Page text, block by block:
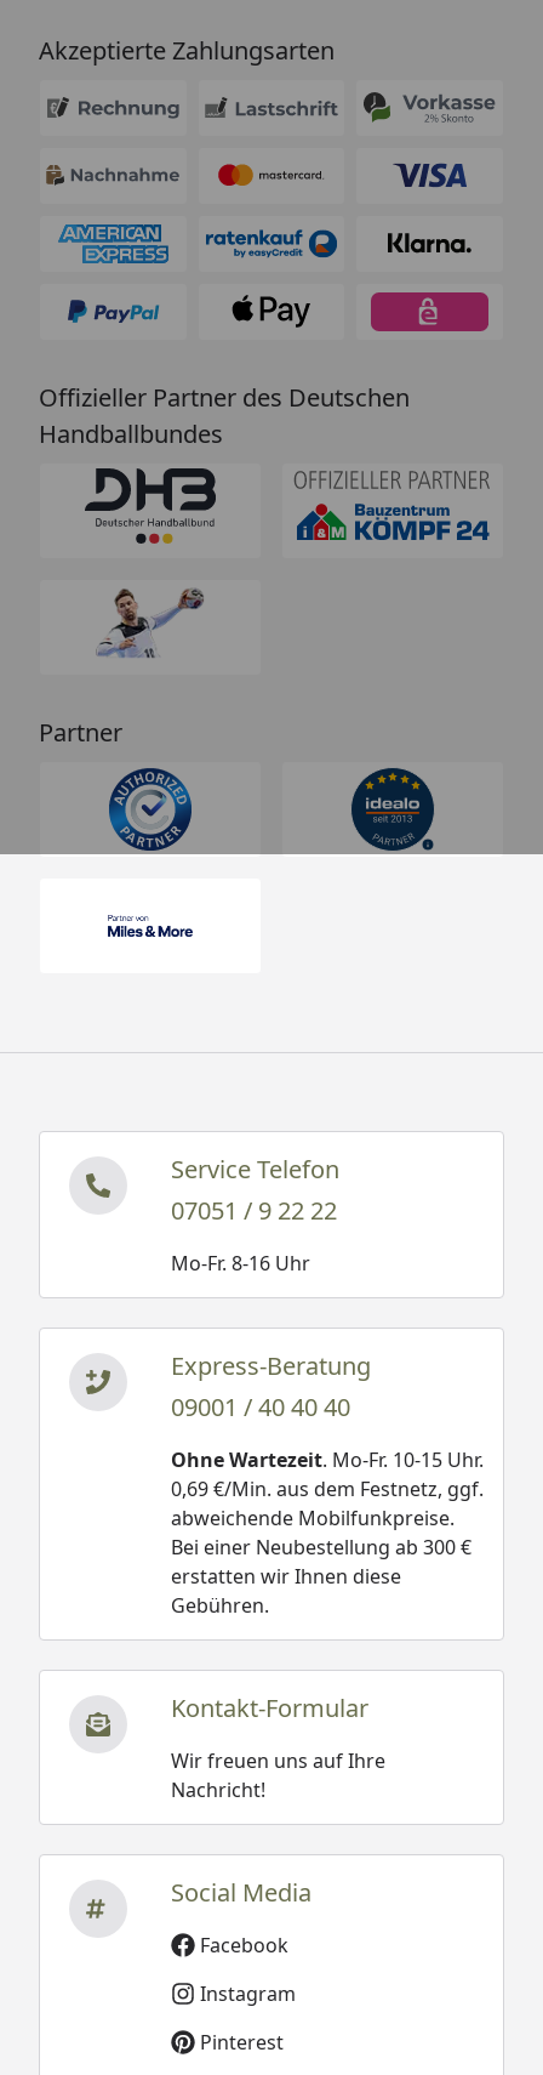
Akzeptierte Zahlungsarten
Offizieller Partner des Deutschen
Handballbundes
Partner
Service Telefon
07051 / 9 22 22
Mo-Fr. 8-16 Uhr
Express-Beratung
09001 / 40 40 40
Ohne Wartezeit. Mo-Fr. 10-15 Uhr.
0,69 €/Min. aus dem Festnetz, ggf.
abweichende Mobilfunkpreise.
Bei einer Neubestellung ab 300 €
erstatten wir Ihnen diese
Gebühren.
Kontakt-Formular
Wir freuen uns auf Ihre
Nachricht!
Social Media
Facebook
Instagram
Pinterest